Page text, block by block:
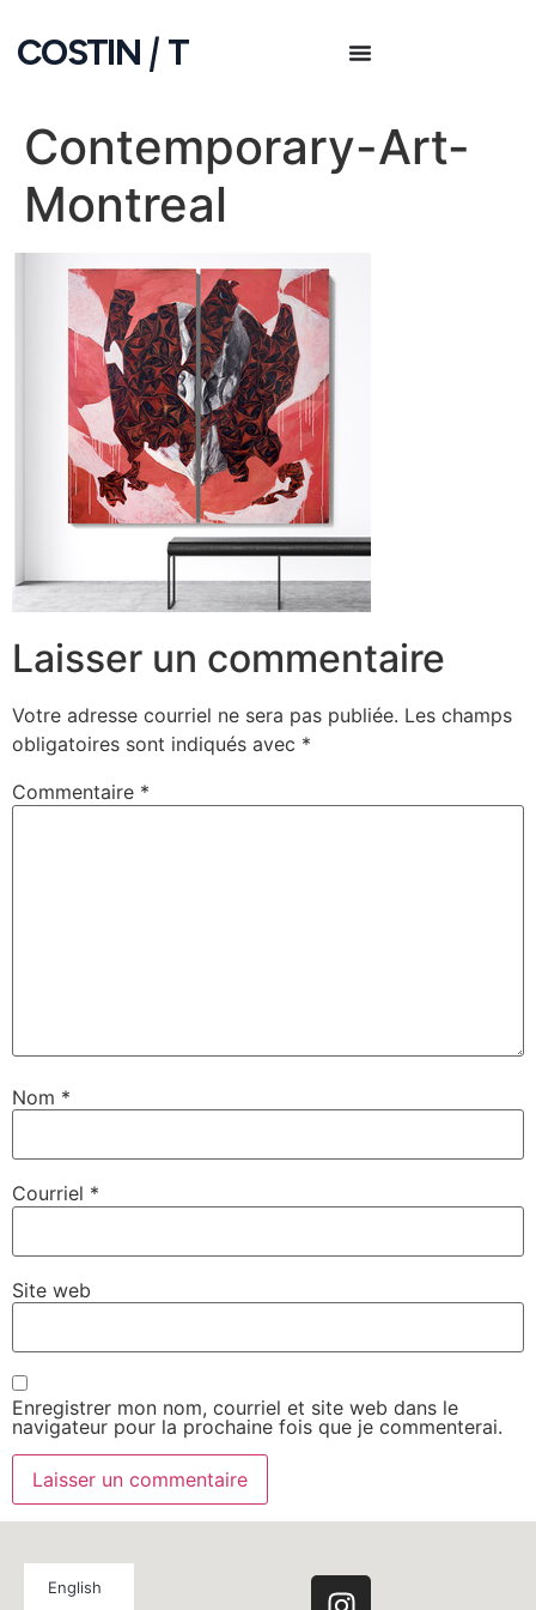
COSTIN |T
Contemporary-Art-
Montreal
Laisser un commentaire
Votre adresse courriel ne sera pas publiée. Les champs
obligatoires sont indiqués avec *
Commentaire *
Nom *
Courriel *
Site web
Enregistrer mon nom, courriel et site web dans le
navigateur pour la prochaine fois que je commenterai.
English